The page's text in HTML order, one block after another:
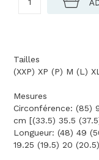
Tailles
(XXP) XP (P) M (L)
Mesures
Circonférence: (85)
cm [(33.5) 35.5
Longueur: (48) 49
19.25 (19.5) 20